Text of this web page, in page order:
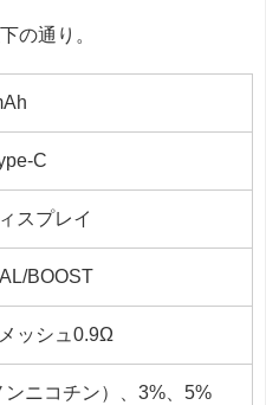
の通り。
C
スプレイ
BOOST
ッシュ0.9Ω
ンニコチン）、3%、5%